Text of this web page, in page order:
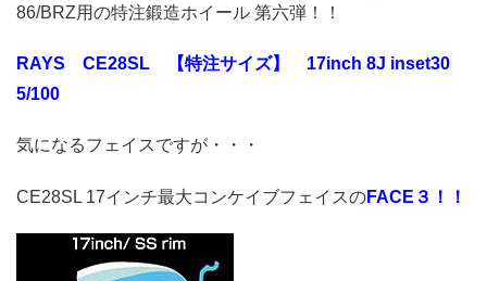
86/BRZ用の特注鍛造ホイール 第六弾！！
RAYS CE28SL 【特注サイズ】 17inch 8J inset30
5/100
気になるフェイスですが・・・
CE28SL 17インチ最大コンケイブフェイスのFACE３！！